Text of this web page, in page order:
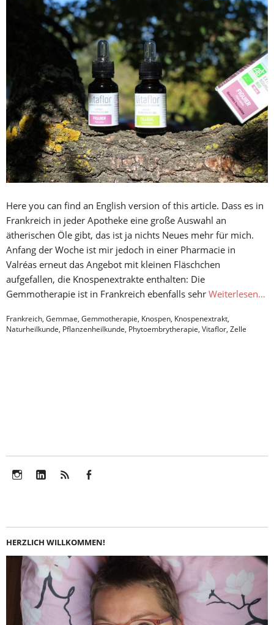
Here you can find an English version of this article. Dass es in
Frankreich in jeder Apotheke eine große Auswahl an
ätherischen Öle gibt, das ist ja nichts Neues mehr für mich.
Anfang der Woche ist mir jedoch in einer Pharmacie in
Valréas erneut das Angebot mit kleinen Fläschchen
aufgefallen, die Knospenextrakte enthalten: Die
Gemmotherapie ist in Frankreich ebenfalls sehr Weiterlesen…
Frankreich, Gemmae, Gemmotherapie, Knospen, Knospenextrakt,
Naturheilkunde, Pflanzenheilkunde, Phytoembrytherapie, Vitaflor, Zelle
HERZLICH WILLKOMMEN!